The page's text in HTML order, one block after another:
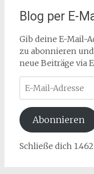
Blog per E-
Gib deine E-Mail-
zu abonnieren
neue Beiträge via
Mail-
Adresse
Abonnieren
Schließe dich